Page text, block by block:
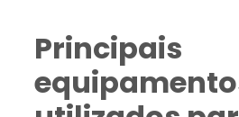
Principais